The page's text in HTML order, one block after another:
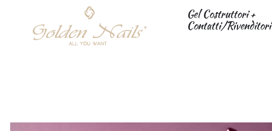
Gel Costruttori
Contatti/Rivenditori